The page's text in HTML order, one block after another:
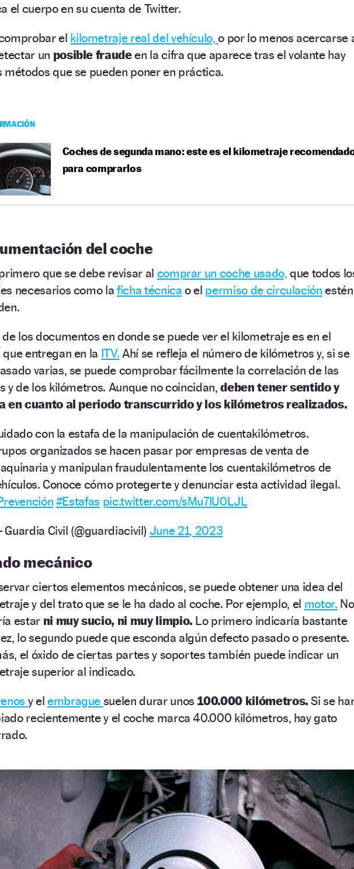
el cuerpo en su cuenta de Twitter.
el kilometraje real del vehículo,o por lo menos acercarse
un posible fraudeen la cifra que aparece tras el volante hay
métodos que se pueden poner en práctica.
Coches de segunda mano: este es el kilometraje
para comprarlos
del coche
que se debe revisar al comprar un coche usado, que todos
necesarios como laficha técnica o el permiso de circulación estén
de los documentos en donde se puede ver el kilometraje es en el
que entregan en la ITV. Ahí se refleja el número de kilómetros y, si se
varias, se puede comprobar fácilmente la correlación de las
y de los kilómetros. Aunque no coincidan,deben tener sentido y
en cuanto al periodo transcurrido y los kilómetros realizados.
con la estafa de la manipulación de cuentakilómetros.
organizados se hacen pasar por empresas de venta de
y manipulan fraudulentamente los cuentakilómetros de
Conoce cómo protegerte y denunciar esta actividad ilegal.
#Estafas pic.twitter.com/sMu7IU0LJL
Civil (@guardiacivil) June 21, 2023
mecánico
ciertos elementos mecánicos, se puede obtener una idea del
y del trato que se le ha dado al coche. Por ejemplo, el motor. No
estarni muy sucio, ni muy limpio. Lo primero indicaría bastante
lo segundo puede que esconda algún defecto pasado o presente.
el óxido de ciertas partes y soportes también puede indicar un
superior al indicado.
y el embrague suelen durar unos 100.000 kilómetros. Si se
recientemente y el coche marca 40.000 kilómetros, hay gato